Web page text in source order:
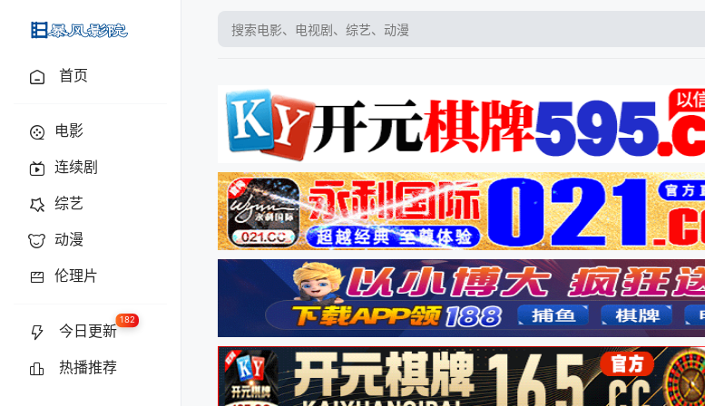
baofyy.tv
首页
电影
连续剧
综艺
动漫
伦理片
今日更新
182
热播推荐